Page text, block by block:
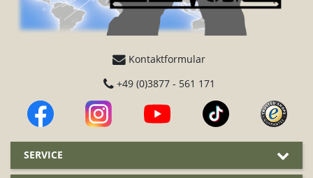
Kontaktformular
+49 (0)3877 - 561 171
SERVICE